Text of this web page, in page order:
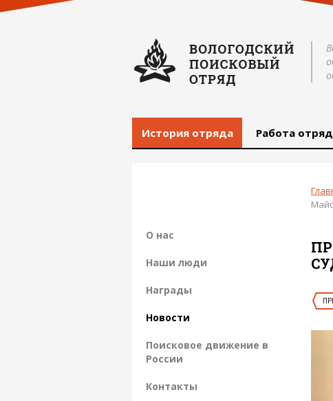
История отряда Работа
О нас
Наши люди
Награды
Новости
Поисковое движение в
России
Контакты